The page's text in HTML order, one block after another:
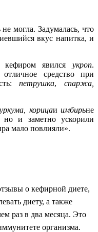
могла. Задумалась, что
вкус напитка, и
явился укроп.
средство при
петрушка,спаржа,
корицаиимбирьне
но и заметно ускорили
мало повлияли».
о кефирной диете,
диету, а также
раз в два месяца. Это
организма.